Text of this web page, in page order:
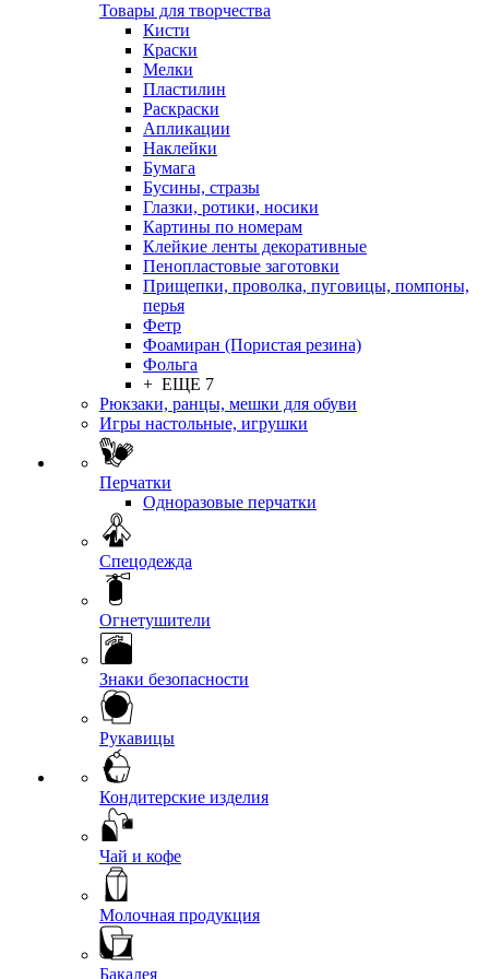
Товары для творчества
Кисти
Краски
Мелки
Пластилин
Раскраски
Апликации
Наклейки
Бумага
Бусины, стразы
Глазки, ротики, носики
Картины по номерам
Клейкие ленты декоративные
Пенопластовые заготовки
Прищепки, проволка, пуговицы, помпоны,
перья
Фетр
Фоамиран (Пористая резина)
Фольга
+ ЕЩЕ 7
Рюкзаки, ранцы, мешки для обуви
Игры настольные, игрушки
Перчатки
Одноразовые перчатки
Спецодежда
Огнетушители
Знаки безопасности
Рукавицы
Кондитерские изделия
Чай и кофе
Молочная продукция
Бакалея